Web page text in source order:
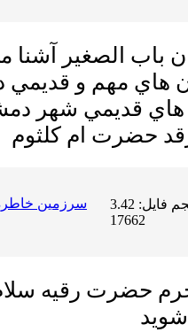
باب الصغير
هاي مهم و
هاي قديمي شهر
سرزمين
حجم فایل: 3.42 MB | دریافت ها:
17662
حضرت رقيه سلام